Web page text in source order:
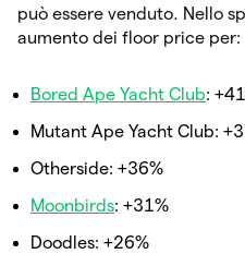
può essere venduto. Nello
aumento dei floor price per:
Bored Ape Yacht Club:
Mutant Ape Yacht Club:
Otherside: +36%
Moonbirds: +31%
Doodles: +26%